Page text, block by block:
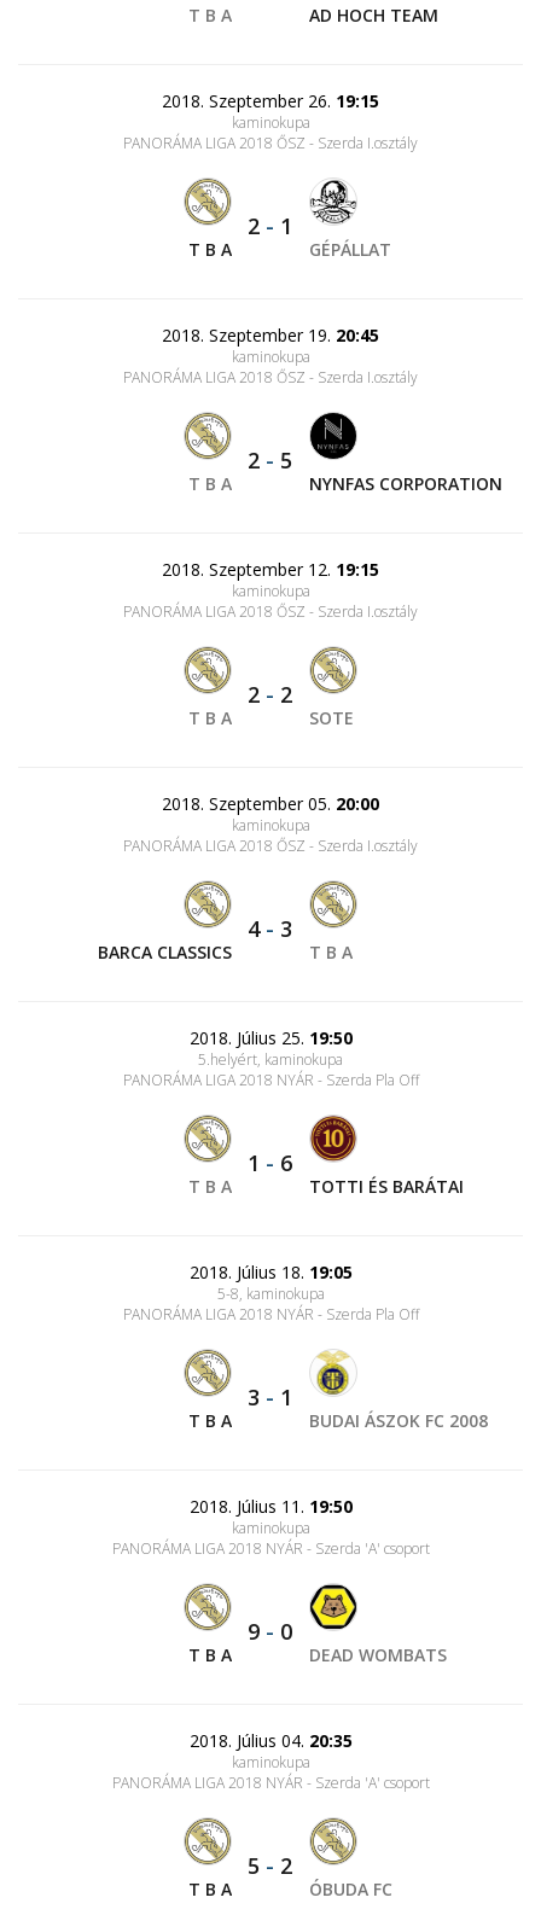
T B A AD HOCH TEAM
2018. Szeptember 26. 19:15
kaminokupa
PANORÁMA LIGA 2018 ŐSZ - Szerda I.osztály
T B A
2 - 1
GÉPÁLLAT
2018. Szeptember 19. 20:45
kaminokupa
PANORÁMA LIGA 2018 ŐSZ - Szerda I.osztály
T B A
2 - 5
NYNFAS CORPORATION
2018. Szeptember 12. 19:15
kaminokupa
PANORÁMA LIGA 2018 ŐSZ - Szerda I.osztály
T B A
2 - 2
SOTE
2018. Szeptember 05. 20:00
kaminokupa
PANORÁMA LIGA 2018 ŐSZ - Szerda I.osztály
BARCA CLASSICS
4- 3
T B A
2018. Július 25. 19:50
5.helyért, kaminokupa
PANORÁMA LIGA 2018 NYÁR - Szerda Pla Off
T B A
1 - 6
TOTTI ÉS BARÁTAI
2018. Július 18. 19:05
5-8, kaminokupa
PANORÁMA LIGA 2018 NYÁR - Szerda Pla Off
T B A
3 - 1
BUDAI ÁSZOK FC 2008
2018. Július 11. 19:50
kaminokupa
PANORÁMA LIGA 2018 NYÁR - Szerda 'A' csoport
T B A
9 - 0
DEAD WOMBATS
2018. Július 04. 20:35
kaminokupa
PANORÁMA LIGA 2018 NYÁR - Szerda 'A' csoport
T B A
5 - 2
ÓBUDA FC